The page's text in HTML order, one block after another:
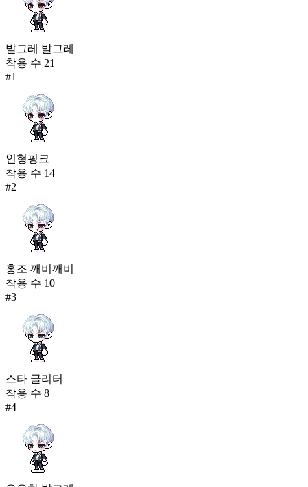
발그레 발그레
착용 수 21
#1
인형핑크
착용 수 14
#2
홍조 깨비깨비
착용 수 10
#3
스타 글리터
착용 수 8
#4